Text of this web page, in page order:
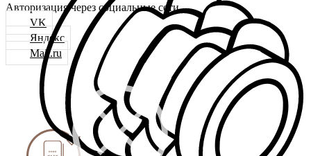
Авторизация через социальные сети
VK
Яндекс
Mail.ru